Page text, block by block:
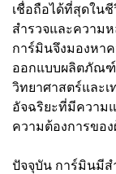
เชื่อถือได้ที่สุดใน
สำรวจและความ
การ์มินจึงมองหา
ออกแบบผลิตภัณฑ์
วิทยาศาสตร์และ
อัจฉริยะที่มีความ
ความต้องการขอ
ปัจจุบัน การ์มินมี